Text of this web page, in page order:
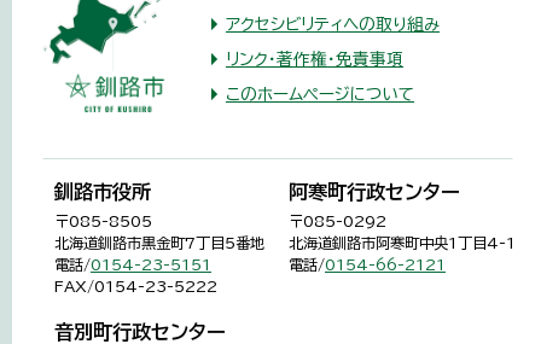
アクセシビリティへの取り組み
リンク・著作権・免責事項
このホームページについて
釧路市役所
〒085-8505
北海道釧路市黒金町7丁目5番地
電話/0154-23-5151
FAX/0154-23-5222
阿寒町行政センター
〒085-0292
北海道釧路市阿寒町中央1丁目4-1
電話/0154-66-2121
音別町行政センター